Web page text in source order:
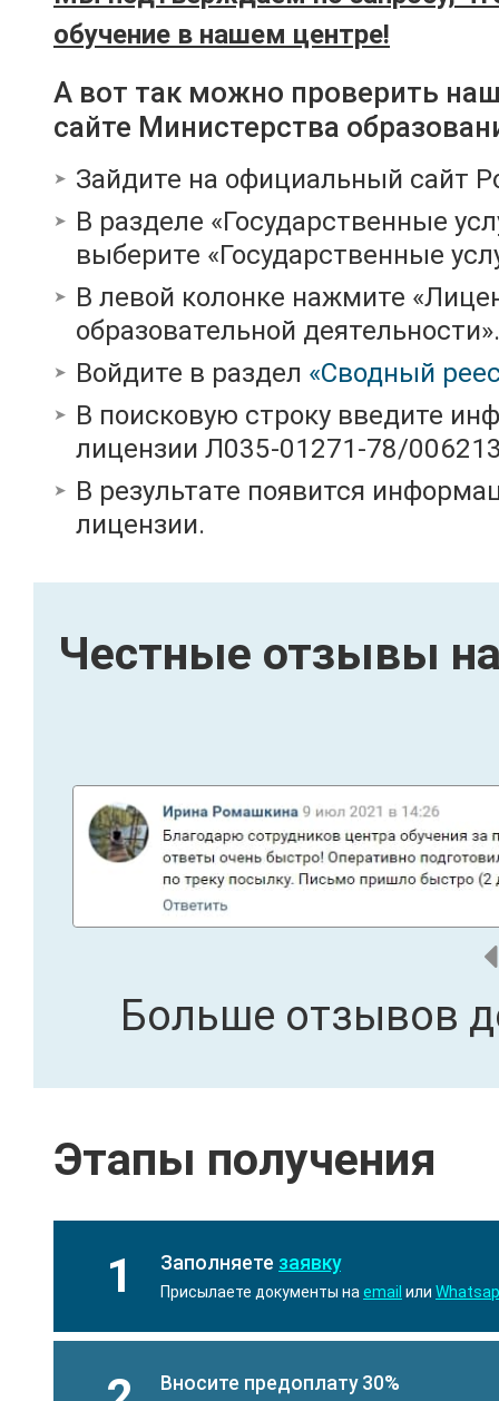
обучение в нашем центре!
А вот так можно проверить
сайте Министерства
Зайдите на официальный сайт
В разделе «Государственные
выберите «Государственные
В левой колонке нажмите
образовательной деятельности».
Войдите в раздел «Сводный
В поисковую строку введите
лицензии Л035-01271-78/
В результате появится
лицензии.
Честные отзывы
Больше отзывов
Этапы получения
1 Заполняете заявку
Присылаете документы на email или
Вносите предоплату 30%